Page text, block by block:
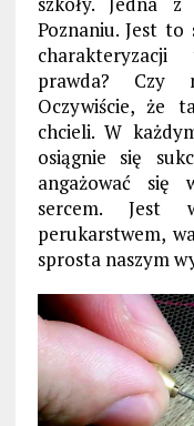
Poznaniu. Jest to
prawda? Czy
Oczywiście, że
chcieli. W
osiągnie się
angażować się
sercem. Jest
perukarstwem,
sprosta naszym